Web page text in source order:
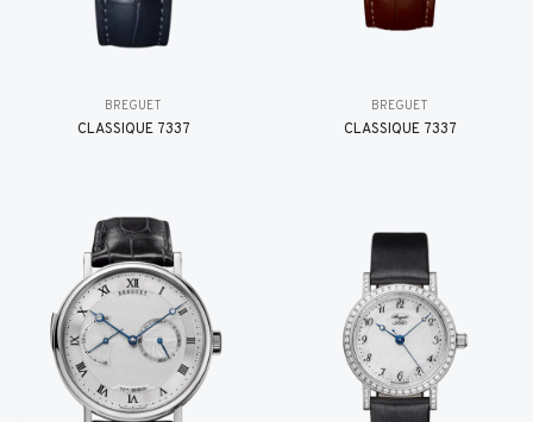
BREGUET
CLASSIQUE 7337
BREGUET
CLASSIQUE 7337